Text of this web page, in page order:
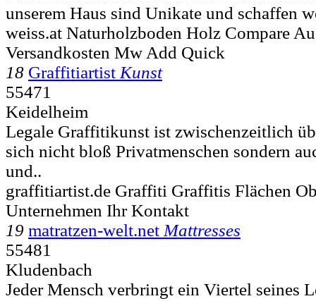
unserem Haus sind Unikate und schaffen
weiss.at Naturholzboden Holz Compare
Versandkosten Mw Add Quick
18 Graffitiartist Kunst
55471
Keidelheim
Legale Graffitikunst ist zwischenzeitlich
sich nicht bloß Privatmenschen sondern
und..
graffitiartist.de Graffiti Graffitis Flächen
Unternehmen Ihr Kontakt
19 matratzen-welt.net Mattresses
55481
Kludenbach
Jeder Mensch verbringt ein Viertel seines